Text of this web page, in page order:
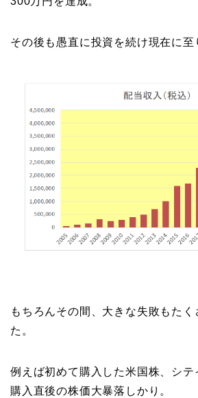
その後も愚直に投資を続け現在に至
もちろんその間、大きな失敗もた
た。
例えば初めて購入した米国株、シ
購入直後の株価大暴落しかり。